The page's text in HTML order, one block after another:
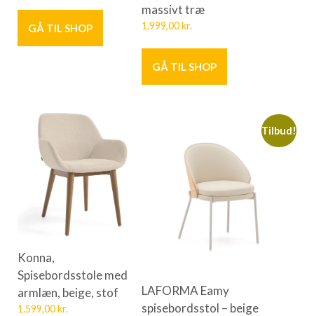
GÅ TIL SHOP
massivt træ
1.999,00kr.
GÅ TIL SHOP
Konna,
Spisebordsstole med
armlæn, beige, stof
1.599,00kr.
Tilbud!
LAFORMA Eamy
spisebordsstol – beige